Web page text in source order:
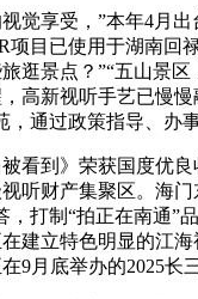
享受，”本年4月出
项目已使用于湖南
逛景点？”“五山景
高新视听手艺已慢
通过政策指导、办
到》荣获国度优良
听财产集聚区。海
打制“拍正在南通
建立特色明显的江
月底举办的2025长